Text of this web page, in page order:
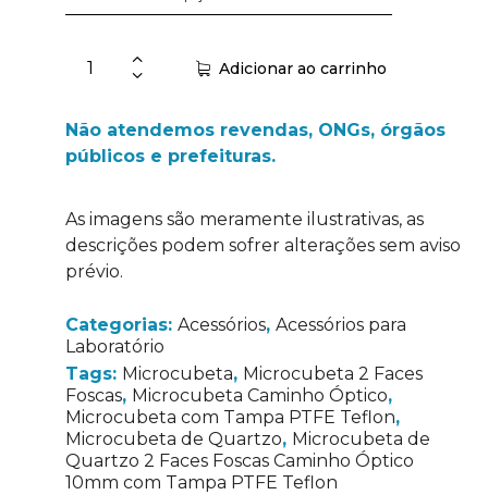
Adicionar ao carrinho
Não atendemos revendas, ONGs, órgãos
públicos e prefeituras.
As imagens são meramente ilustrativas, as
descrições podem sofrer alterações sem aviso
prévio.
Categorias: Acessórios, Acessórios para
Laboratório
Tags: Microcubeta, Microcubeta 2 Faces
Foscas, Microcubeta Caminho Óptico,
Microcubeta com Tampa PTFE Teflon,
Microcubeta de Quartzo, Microcubeta de
Quartzo 2 Faces Foscas Caminho Óptico
10mm com Tampa PTFE Teflon